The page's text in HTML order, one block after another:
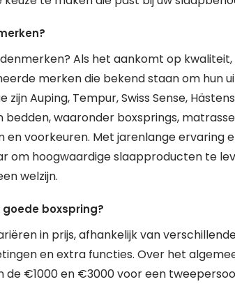
Als het aankomt op
merken die bekend staan om hun
Auping, Tempur, Swiss Sense,
bedden, waaronder boxsprings,
en voorkeuren. Met jarenlange ervaring
om hoogwaardige slaapproducten te
welzijn.
boxspring?
in prijs, afhankelijk van
en extra functies. Over het
de €1000 en €3000 voor een